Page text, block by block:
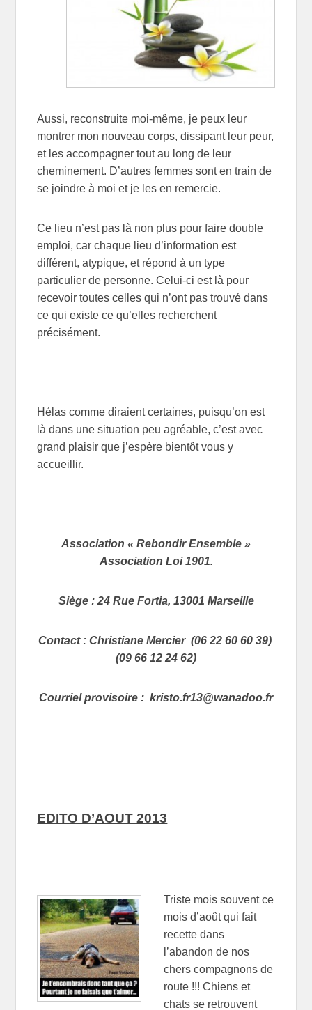
Aussi, reconstruite moi-même, je peux leur
montrer mon nouveau corps, dissipant leur peur,
et les accompagner tout au long de leur
cheminement. D’autres femmes sont en train de
se joindre à moi et je les en remercie.
Ce lieu n’est pas là non plus pour faire double
emploi, car chaque lieu d’information est
différent, atypique, et répond à un type
particulier de personne. Celui-ci est là pour
recevoir toutes celles qui n’ont pas trouvé dans
ce qui existe ce qu’elles recherchent
précisément.
Hélas comme diraient certaines, puisqu’on est
là dans une situation peu agréable, c’est avec
grand plaisir que j’espère bientôt vous y
accueillir.
Association « Rebondir Ensemble »
Association Loi 1901.
Siège : 24 Rue Fortia, 13001 Marseille
Contact : Christiane Mercier (06 22 60 60 39)
(09 66 12 24 62)
Courriel provisoire : kristo.fr13@wanadoo.fr
EDITO D’AOUT 2013
Triste mois souvent ce
mois d’août qui fait
recette dans
l’abandon de nos
chers compagnons de
route !!! Chiens et
chats se retrouvent